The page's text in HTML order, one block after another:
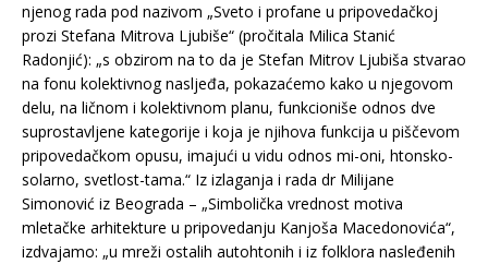
njenog rada pod nazivom „Sveto i profane u pripovedačkoj
prozi Stefana Mitrova Ljubiše“ (pročitala Milica Stanić
Radonjić): „s obzirom na to da je Stefan Mitrov Ljubiša stvarao
na fonu kolektivnog nasljeđa, pokazaćemo kako u njegovom
delu, na ličnom i kolektivnom planu, funkcioniše odnos dve
suprostavljene kategorije i koja je njihova funkcija u piščevom
pripovedačkom opusu, imajući u vidu odnos mi-oni, htonsko-
solarno, svetlost-tama.“ Iz izlaganja i rada dr Milijane
Simonović iz Beograda – „Simbolička vrednost motiva
mletačke arhitekture u pripovedanju Kanjoša Macedonovića“,
izdvajamo: „u mreži ostalih autohtonih i iz folklora nasleđenih